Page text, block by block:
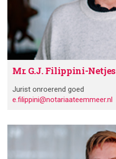
Mr. G.J. Filippini-Netjes
Jurist onroerend goed
e.filippini@notariaateemmeer.nl